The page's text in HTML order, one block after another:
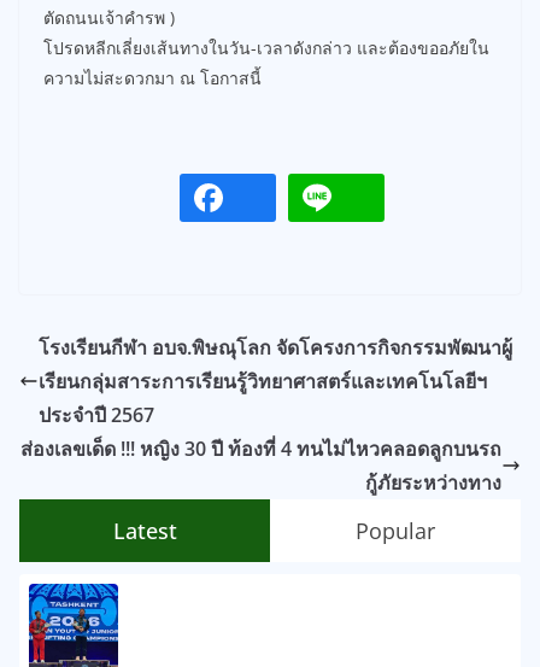
ตัดถนนเจ้าคำรพ )
โปรดหลีกเลี่ยงเส้นทางในวัน-เวลาดังกล่าว และต้องขออภัยใน
ความไม่สะดวกมา ณ โอกาสนี้
โรงเรียนกีฬา อบจ.พิษณุโลก จัดโครงการกิจกรรมพัฒนาผู้
เรียนกลุ่มสาระการเรียนรู้วิทยาศาสตร์และเทคโนโลยีฯ
ประจำปี 2567
ส่องเลขเด็ด !!! หญิง 30 ปี ท้องที่ 4 ทนไม่ไหวคลอดลูกบนรถ
กู้ภัยระหว่างทาง
Latest Popular